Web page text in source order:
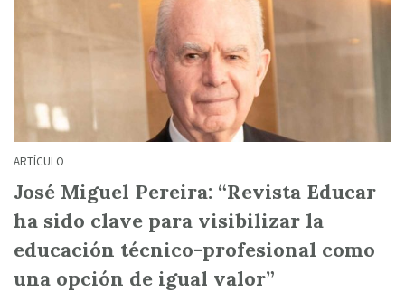
ARTÍCULO
José Miguel Pereira: “Revista Educar
ha sido clave para visibilizar la
educación técnico-profesional como
una opción de igual valor”